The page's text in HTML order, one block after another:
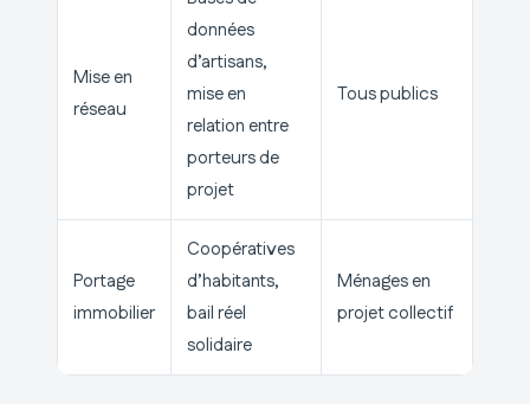
Mise en
réseau
données
d’artisans,
mise en
relation entre
porteurs de
projet
Tous publics
Portage
immobilier
Coopératives
d’habitants,
bail réel
solidaire
Ménages en
projet collectif